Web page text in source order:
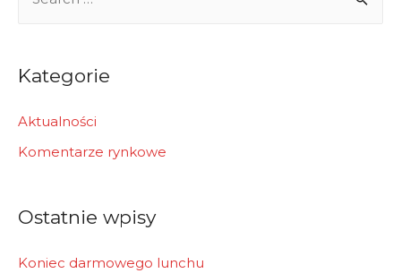
r
h
f
Kategorie
Aktualności
Komentarze rynkowe
Ostatnie wpisy
Koniec darmowego lunchu